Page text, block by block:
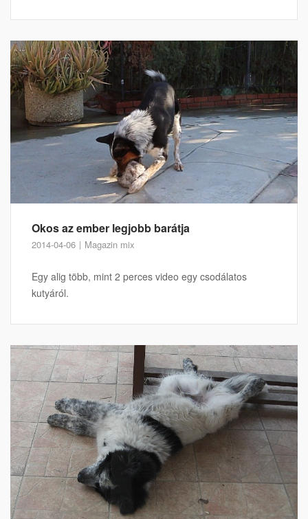
Okos az ember legjobb barátja
2014-04-06 Magazin mix
Egy alig több, mint 2 perces video egy csodálatos
kutyáról.